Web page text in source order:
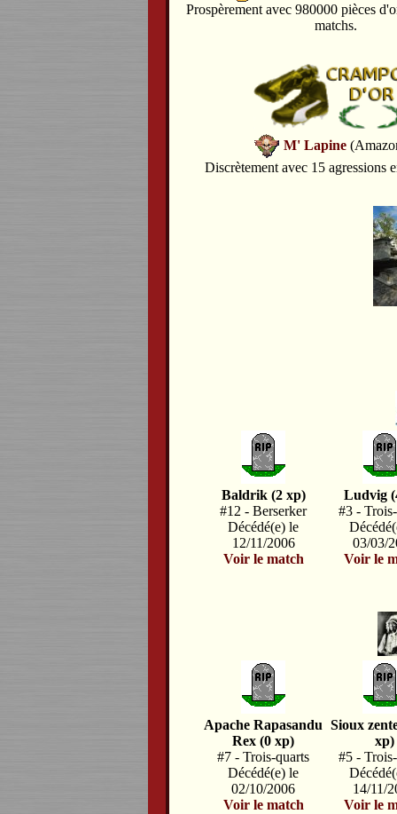
Prospèrement avec 980000 pièces
matchs.
M' Lapine
Discrètement avec 15 agressions
Baldrik (2 xp)
#12 - Berserker
Décédé(e) le
12/11/2006
Voir le match
Ludvig
#3 -
03/03/
Voir le
Apache Rapasandu
Rex (0 xp)
#7 - Trois-quarts
Décédé(e) le
02/10/2006
Voir le match
Sioux
xp)
#5 -
14/11/
Voir le